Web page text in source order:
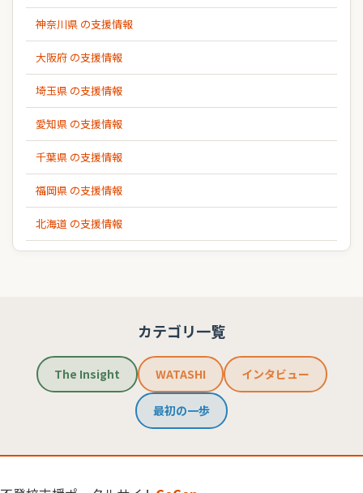
神奈川県 の支援情報
大阪府 の支援情報
埼玉県 の支援情報
愛知県 の支援情報
千葉県 の支援情報
福岡県 の支援情報
北海道 の支援情報
カテゴリ一覧
The Insight WATASHI インタビュー
最初の一歩